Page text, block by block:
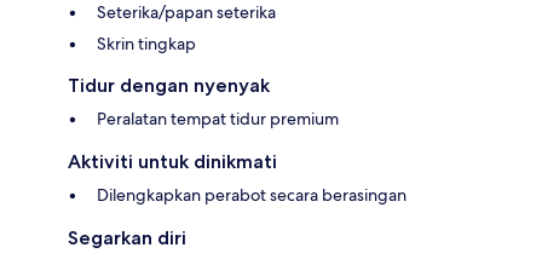
Seterika/papan seterika
Skrin tingkap
Tidur dengan nyenyak
Peralatan tempat tidur premium
Aktiviti untuk dinikmati
Dilengkapkan perabot secara berasingan
Segarkan diri